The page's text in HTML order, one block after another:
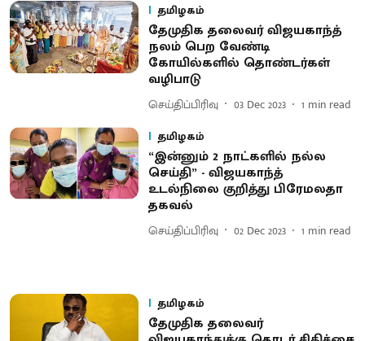
தமிழகம்
தேமுதிக தலைவர் விஜயகாந்த்
நலம் பெற வேண்டி
கோயில்களில் தொண்டர்கள்
வழிபாடு
செய்திப்பிரிவு 03 Dec 2023 1 min read
தமிழகம்
“இன்னும் 2 நாட்களில் நல்ல
செய்தி” - விஜயகாந்த்
உடல்நிலை குறித்து பிரேமலதா
தகவல்
செய்திப்பிரிவு 02 Dec 2023 1 min read
தமிழகம்
தேமுதிக தலைவர்